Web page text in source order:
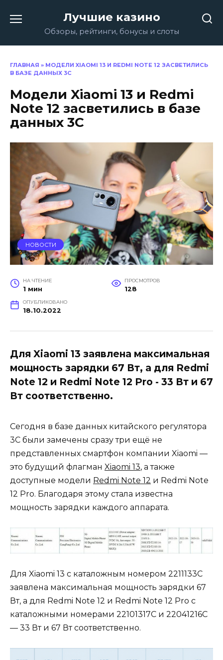
содержанию
Лучшие казино
Обзоры, рейтинги, бонусы и слоты
ГЛАВНАЯ » МОДЕЛИ XIAOMI 13 И REDMI NOTE 12 ЗАСВЕТИЛИСЬ
В БАЗЕ ДАННЫХ 3С
Модели Xiaomi 13 и Redmi
Note 12 засветились в базе
данных 3С
НОВОСТИ
НА ЧТЕНИЕ
1 мин
ПРОСМОТРОВ
128
ОПУБЛИКОВАНО
18.10.2022
Для Xiaomi 13 заявлена максимальная
мощность зарядки 67 Вт, а для Redmi
Note 12 и Redmi Note 12 Pro - 33 Вт и 67
Вт соответственно.
Сегодня в базе данных китайского регулятора
3С были замечены сразу три ещё не
представленных смартфон компании Xiaomi —
это будущий флагман Xiaomi 13, а также
доступные модели Redmi Note 12 и Redmi Note
12 Pro. Благодаря этому стала известна
мощность зарядки каждого аппарата.
Для Xiaomi 13 с каталожным номером 2211133C
заявлена максимальная мощность зарядки 67
Вт, а для Redmi Note 12 и Redmi Note 12 Pro с
каталожными номерами 22101317С и 22041216С
— 33 Вт и 67 Вт соответственно.